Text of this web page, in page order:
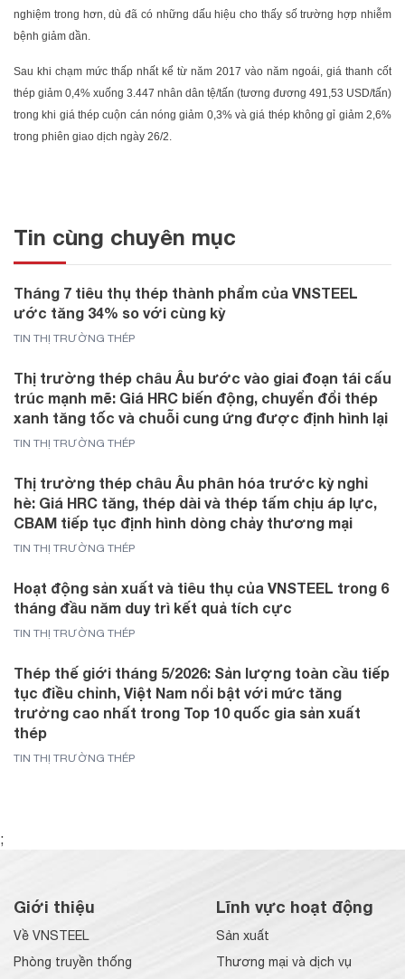
nghiệm trong hơn, dù đã có những dấu hiệu cho thấy số trường hợp nhiễm
bệnh giảm dần.
Sau khi chạm mức thấp nhất kể từ năm 2017 vào năm ngoái, giá thanh cốt
thép giảm 0,4% xuống 3.447 nhân dân tệ/tấn (tương đương 491,53 USD/tấn)
trong khi giá thép cuộn cán nóng giảm 0,3% và giá thép không gỉ giảm 2,6%
trong phiên giao dịch ngày 26/2.
Tin cùng chuyên mục
Tháng 7 tiêu thụ thép thành phẩm của VNSTEEL
ước tăng 34% so với cùng kỳ
TIN THỊ TRƯỜNG THÉP
Thị trường thép châu Âu bước vào giai đoạn tái cấu
trúc mạnh mẽ: Giá HRC biến động, chuyển đổi thép
xanh tăng tốc và chuỗi cung ứng được định hình lại
TIN THỊ TRƯỜNG THÉP
Thị trường thép châu Âu phân hóa trước kỳ nghỉ
hè: Giá HRC tăng, thép dài và thép tấm chịu áp lực,
CBAM tiếp tục định hình dòng chảy thương mại
TIN THỊ TRƯỜNG THÉP
Hoạt động sản xuất và tiêu thụ của VNSTEEL trong 6
tháng đầu năm duy trì kết quả tích cực
TIN THỊ TRƯỜNG THÉP
Thép thế giới tháng 5/2026: Sản lượng toàn cầu tiếp
tục điều chỉnh, Việt Nam nổi bật với mức tăng
trưởng cao nhất trong Top 10 quốc gia sản xuất
thép
TIN THỊ TRƯỜNG THÉP
;
Giới thiệu
Về VNSTEEL
Phòng truyền thống
Lĩnh vực hoạt động
Sản xuất
Thương mại và dịch vụ